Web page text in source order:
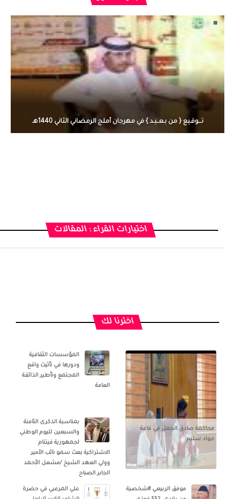
تـــوقـيع { من بـعــيـد } في مهرجان أملج الرمضاني الثاني 1440هـ
اختيارات القراء : المقالات
اخترنا لك
محاكمة صادق الجمل في قاعة
جواد سليم
المؤسسات الثقافية
ودورها في تأثيث واقع
المجتمع وتأطير الذائقة
العامة
بمناسبة الذكرى الثامنة
والسبعين لليوم الوطني
لجمهورية فيتنام
الاشتراكية بعث سمو نائب الأمير
وولي العهد الشيخ /مشعل الأحمد
الجابر الصباح
موفق الربيعي #شخصية
علي المرعبي في حضرة